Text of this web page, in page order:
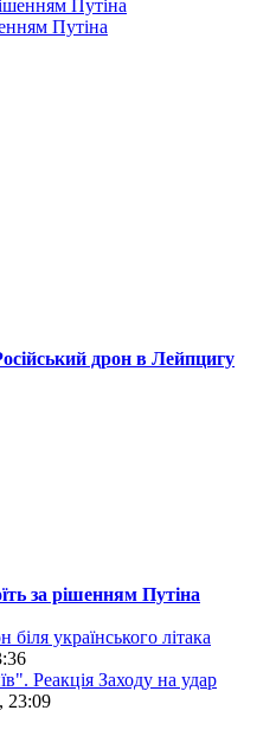
Путіна
дрон в Лейпцигу
за рішенням Путіна
українського літака
Реакція Заходу на удар
23:09